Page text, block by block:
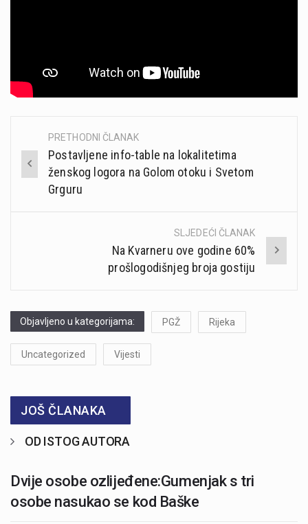
Post
navigation
PRETHODNI ČLANAK
Postavljene info-table na lokalitetima
ženskog logora na Golom otoku i Svetom
Grguru
SLJEDEĆI ČLANAK
Na Kvarneru ove godine 60%
prošlogodišnjeg broja gostiju
Objavljeno u kategorijama: PGŽ Rijeka
Uncategorized Vijesti
JOŠ ČLANAKA
OD ISTOG AUTORA
Dvije osobe ozlijeđene:Gumenjak s tri
osobe nasukao se kod Baške